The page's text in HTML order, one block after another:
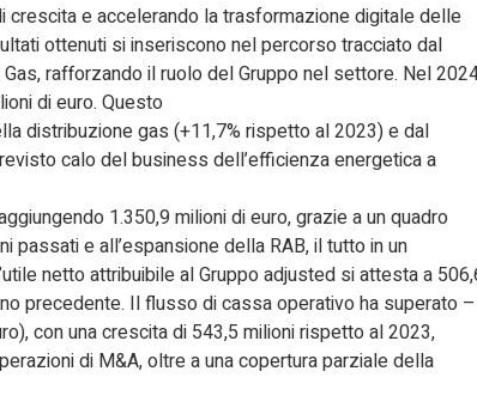
e accelerando la trasformazione digitale delle
ottenuti si inseriscono nel percorso tracciato dal
rafforzando il ruolo del Gruppo nel settore. Nel
di euro. Questo
distribuzione gas (+11,7% rispetto al 2023) e dal
calo del business dell’efficienza energetica a
1.350,9 milioni di euro, grazie a un quadro
passati e all’espansione della RAB, il tutto in un
netto attribuibile al Gruppo adjusted si attesta a
precedente. Il flusso di cassa operativo ha superato –
con una crescita di 543,5 milioni rispetto al 2023,
di M&A, oltre a una copertura parziale della